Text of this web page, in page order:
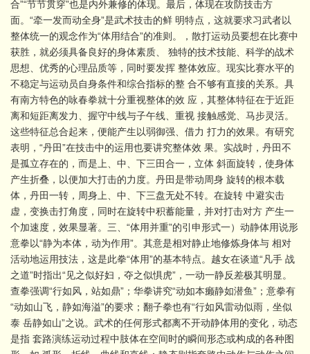
合”“节节贯穿”也是内外兼修的体现。最后，体现在攻防技击方
面。“牵一发而动全身”是武术技击的鲜 明特点，这就要求习武者以
整体统一的观念作为“体用结合”的准则。，散打运动员要想在比赛中
获胜，就必须具备良好的身体素质、 独特的技术技能、科学的战术
思想、优秀的心理品质等，同时要发挥 整体效应。现实比赛水平的
不稳定与运动员自身条件和综合指标的整 合不够有直接的关系。具
有南方特色的咏春拳就十分重视整体的效 应，其整体特征在于近距
离和短距离发力、握守中线与子午线、重视 接触感觉、马步灵活。
这些特征总合起来，便能产生以弱御强、借力 打力的效果。有研究
表明，“丹田”在技击中的运用也要讲究整体效 果。实战时，丹田不
是孤立存在的，而是上、中、下三田合一，立体 斜面旋转，使身体
产生折叠，以便加大打击的力度。丹田是带动周身 旋转的根本载
体，丹田一转，周身上、中、下三盘无处不转。在旋转 中避实击
虚，变换击打角度，同时在旋转中积蓄能量，并对打击对方 产生一
个加速度，效果显著。三、“体用并重”的引申形式一）动静体用说形
意拳以“静为本体，动为作用”。其意是相对静止地修炼身体与 相对
活动地运用技法，这是此拳“体用”的基本特点。越女在谈道“凡手 战
之道”时指出“见之似好妇，夺之似惧虎”，一动一静反差极其明显。
查拳强调“行如风，站如鼎”；华拳讲究“动如本癞静如潜鱼”；意拳有
“动如山飞，静如海溢”的要求；翻子拳也有“行如风雷动似雨，坐似
泰 岳静如山”之说。武术的任何形式都离不开动静体用的变化，动态
是指 套路演练运动过程中肢体在空间时的瞬间形态或构成的各种图